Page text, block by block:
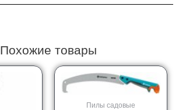
Похожие товары
Пилы садовые